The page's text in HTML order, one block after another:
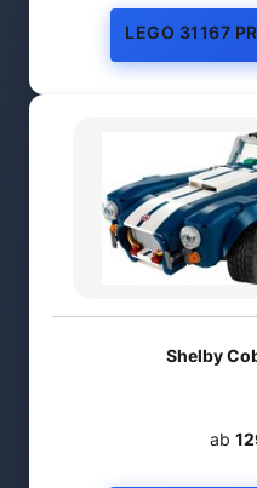
LEGO 31167
Shelby
ab